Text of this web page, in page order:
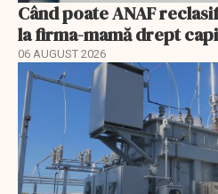
Când poate ANAF
la firma-mamă drept
06 AUGUST 2026